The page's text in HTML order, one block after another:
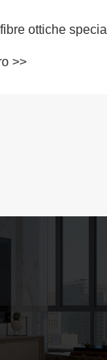
ottiche speciali?
>>